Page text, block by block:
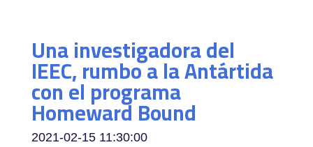
Una investigadora del
IEEC, rumbo a la Antártida
con el programa
Homeward Bound
2021-02-15 11:30:00